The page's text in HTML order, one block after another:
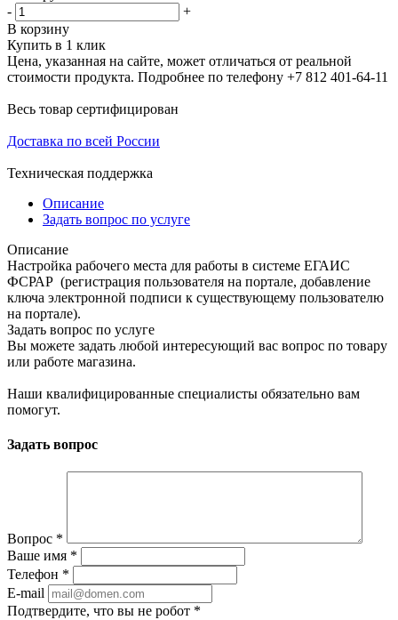
-
+
В корзину
Купить в 1 клик
Цена, указанная на сайте, может отличаться от реальной
стоимости продукта. Подробнее по телефону +7 812 401-64-11
Весь товар сертифицирован
Доставка по всей России
Техническая поддержка
Описание
Задать вопрос по услуге
Описание
Настройка рабочего места для работы в системе ЕГАИС
ФСРАР (регистрация пользователя на портале, добавление
ключа электронной подписи к существующему пользователю
на портале).
Задать вопрос по услуге
Вы можете задать любой интересующий вас вопрос по товару
или работе магазина.
Наши квалифицированные специалисты обязательно вам
помогут.
Задать вопрос
Вопрос *
Ваше имя *
Телефон *
E-mail
Подтвердите, что вы не робот *